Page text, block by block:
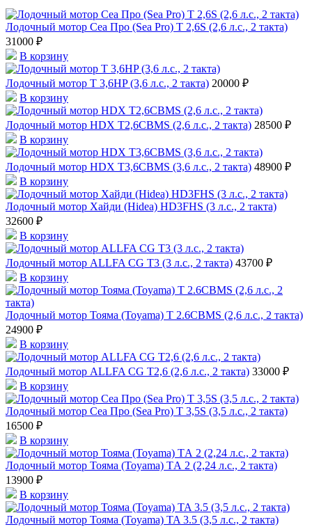
Лодочный мотор Сеа Про (Sea Pro) Т 2,6S (2,6 л.с., 2 такта)
31000 ₽
В корзину
Лодочный мотор T 3,6HP (3,6 л.с., 2 такта) 20000 ₽
В корзину
Лодочный мотор HDX T2,6CBMS (2,6 л.с., 2 такта) 28500 ₽
В корзину
Лодочный мотор HDX T3,6СBMS (3,6 л.с., 2 такта) 48900 ₽
В корзину
Лодочный мотор Хайди (Hidea) HD3FHS (3 л.с., 2 такта)
32600 ₽
В корзину
Лодочный мотор ALLFA CG T3 (3 л.с., 2 такта) 43700 ₽
В корзину
Лодочный мотор Тояма (Toyama) T 2.6CBMS (2,6 л.с., 2 такта)
24900 ₽
В корзину
Лодочный мотор ALLFA CG T2,6 (2,6 л.с., 2 такта) 33000 ₽
В корзину
Лодочный мотор Сеа Про (Sea Pro) Т 3,5S (3,5 л.с., 2 такта)
16500 ₽
В корзину
Лодочный мотор Тояма (Toyama) TА 2 (2,24 л.с., 2 такта)
13900 ₽
В корзину
Лодочный мотор Тояма (Toyama) TA 3.5 (3,5 л.с., 2 такта)